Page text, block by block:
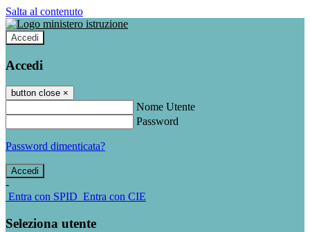
Salta al contenuto
Accedi
Accedi
button close ×
Nome Utente
Password
Password dimenticata?
-
Entra con SPID Entra con CIE
Seleziona utente